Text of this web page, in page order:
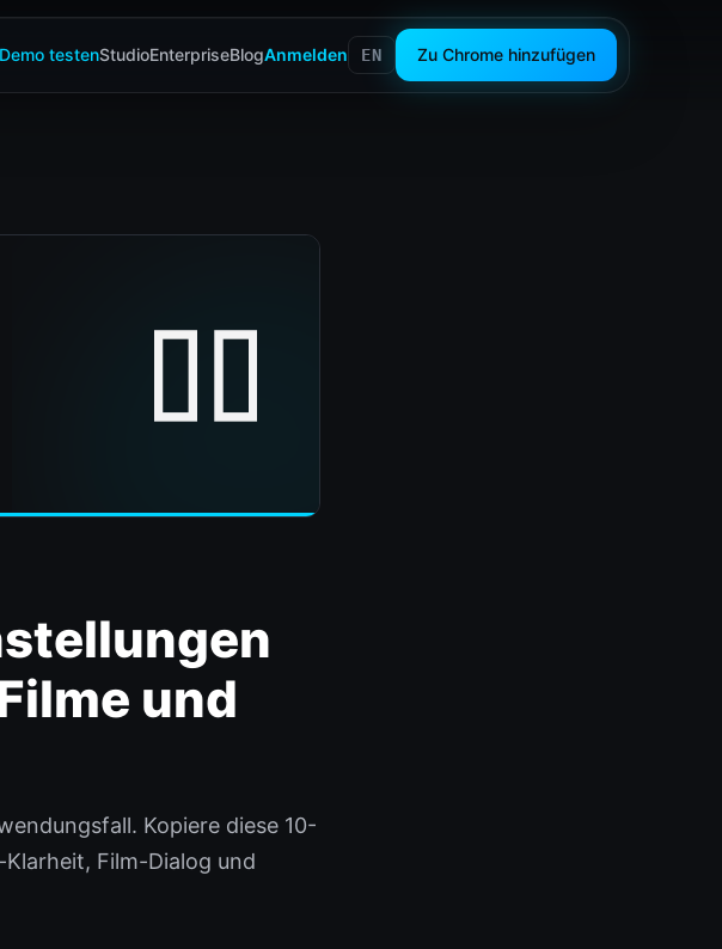
Demo testenStudioEnterpriseBlogAnmelden EN Zu Chrome hinzufügen
und
Kopiere diese 10-
Film-Dialog und